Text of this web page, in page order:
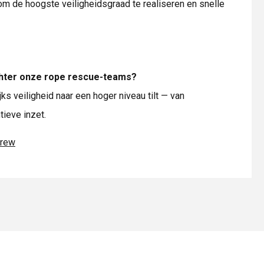
de hoogste veiligheidsgraad te realiseren en snelle
onze rope rescue-teams?
veiligheid naar een hoger niveau tilt — van
inzet.